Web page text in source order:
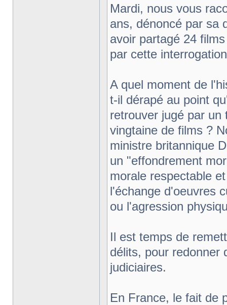
Mardi, nous vous
ans, dénoncé par sa
avoir partagé 24
par cette
A quel moment de
t-il dérapé au point
retrouver jugé par un
vingtaine de films ?
ministre britannique
un "effondrement
morale respectable
l'échange d'oeuvres
ou l'agression
Il est temps de
délits, pour redonner
judiciaires.
En France, le fait de